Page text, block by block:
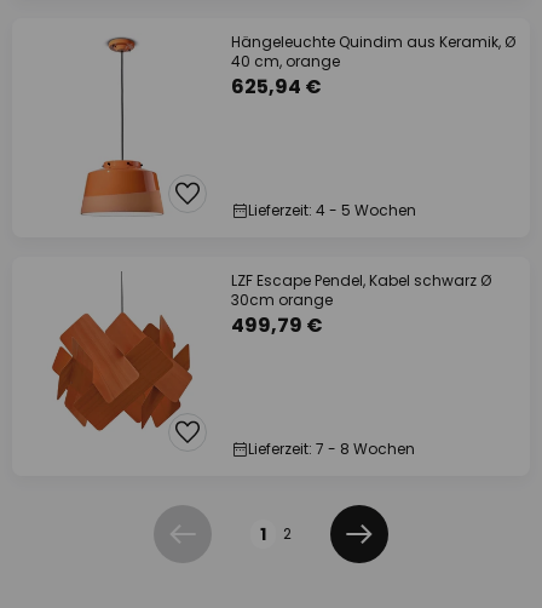
Hängeleuchte Quindim aus Keramik, Ø
40 cm, orange
625,94 €
Lieferzeit: 4 - 5 Wochen
LZF Escape Pendel, Kabel schwarz Ø
30cm orange
499,79 €
Lieferzeit: 7 - 8 Wochen
Zurück 1 2
Weiter